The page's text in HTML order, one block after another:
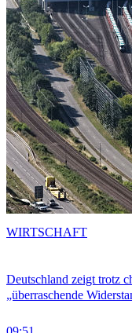
Deutschland zeigt trotz
„überraschende
WIRTSCHAFT